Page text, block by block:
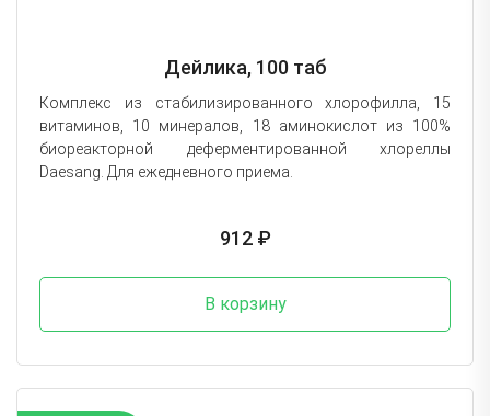
Дейлика, 100 таб
Комплекс из стабилизированного хлорофилла, 15
витаминов, 10 минералов, 18 аминокислот из 100%
биореакторной деферментированной хлореллы
Daesang. Для ежедневного приема.
912 ₽
В корзину